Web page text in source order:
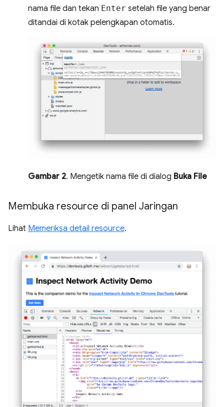
nama file dan tekan Enter setelah file yang benar
ditandai di kotak pelengkapan otomatis.
Gambar 2. Mengetik nama file di dialog Buka File
Membuka resource di panel Jaringan
Lihat Memeriksa detail resource.